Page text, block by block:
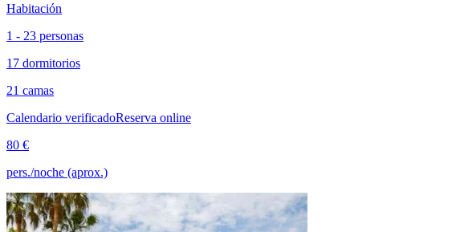
Habitación
1 - 23 personas
17 dormitorios
21 camas
Calendario verificadoReserva online
80 €
pers./noche (aprox.)